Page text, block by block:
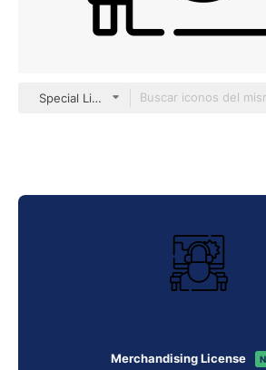
Special Lineal
Merchandising License